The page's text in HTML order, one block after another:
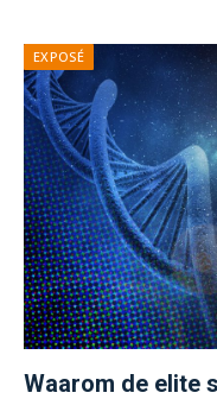
EXPOSÉ
Waarom de elite